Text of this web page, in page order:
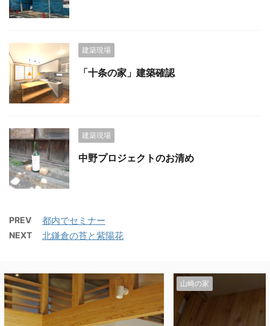
建築現場
「十条の家」建築確認
建築現場
中野プロジェクトのお清め
PREV 都内でセミナー
NEXT 北鎌倉の苔と紫陽花
山崎の家